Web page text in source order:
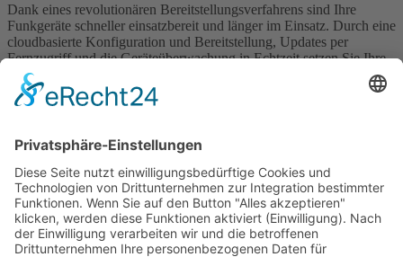
Dank eines revolutionären Bereitstellungsverfahrens sind Ihre
Funkgeräte schneller einsatzbereit und länger im Einsatz. Durch eine
cloudbasierte Konfiguration und Bereitstellung, Updates per
Fernzugriff und die Geräteüberwachung in Echtzeit setzen Sie Ihre
Funkgeräte mit einem Minimum an händischer Wartung und
Stillstandszeit ein.
Mitarbeiter haben mehr Zeit für die Erfüllung ihrer Aufgaben.
Zurück
Weiter
Startseite
Sitemap
Datenschutz